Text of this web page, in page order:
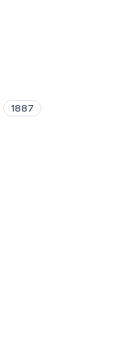
1887